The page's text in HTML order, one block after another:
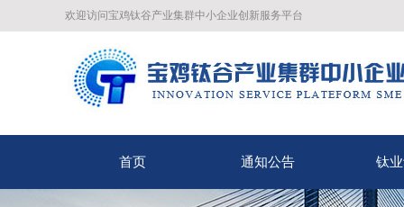
欢迎访问宝鸡钛谷产业集群中小企业创新服务平台
首页 通知公告 钛